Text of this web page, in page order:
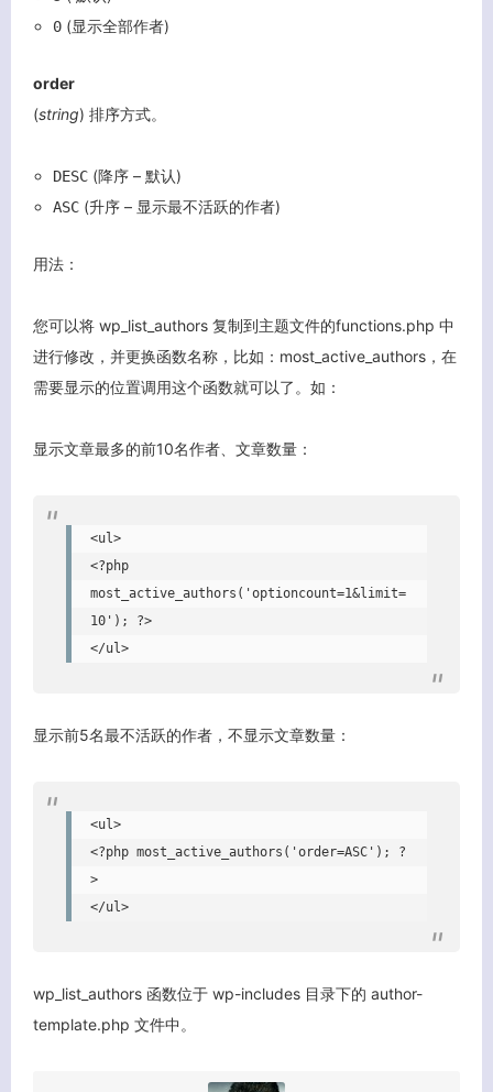
0 (显示全部作者)
order
(string) 排序方式。
DESC (降序 – 默认)
ASC (升序 – 显示最不活跃的作者)
用法：
您可以将 wp_list_authors 复制到主题文件的functions.php 中
进行修改，并更换函数名称，比如：most_active_authors，在
需要显示的位置调用这个函数就可以了。如：
显示文章最多的前10名作者、文章数量：
<ul>
<?php
most_active_authors('optioncount=1&limit=
10'); ?>
</ul>
显示前5名最不活跃的作者，不显示文章数量：
<ul>
<?php most_active_authors('order=ASC'); ?
>
</ul>
wp_list_authors 函数位于 wp-includes 目录下的 author-
template.php 文件中。